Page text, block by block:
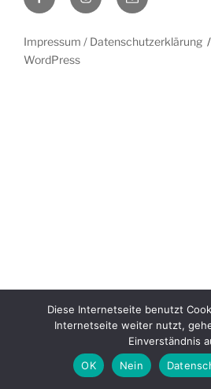
Mail
Impressum / Datenschutzerklärung
WordPress
Diese Internetseite benutzt
Internetseite weiter nutzt,
Einverständnis
OK
Nein